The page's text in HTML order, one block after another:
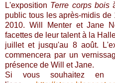
L'exposition Terre corps bois
public tous les après-midis
2010. Will Menter et Jane
facettes de leur talent à la
juillet et jusqu'au 8 août.
commencera par un
présence de Will et Jane.
Si vous souhaitez en